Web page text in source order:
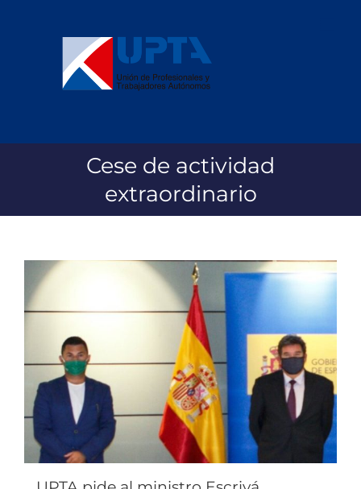
Cese de actividad
extraordinario